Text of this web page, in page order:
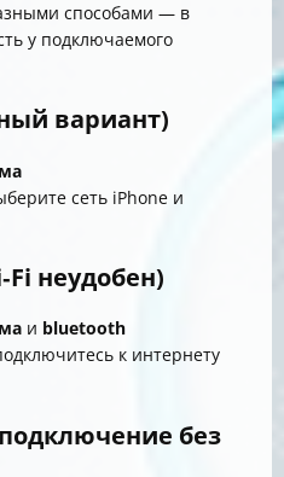
способами — в
у подключаемого
вариант)
сеть iPhone и
неудобен)
и bluetooth
к интернету
без